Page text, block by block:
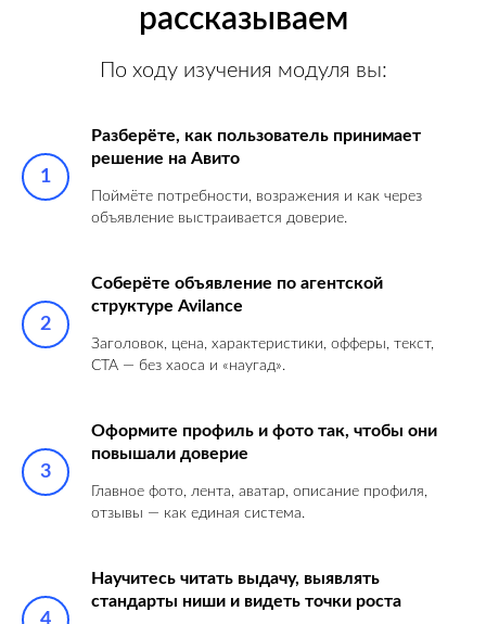
рассказываем
По ходу изучения модуля вы:
Разберёте, как пользователь принимает
решение на Авито
Поймёте потребности, возражения и как через
объявление выстраивается доверие.
Соберёте объявление по агентской
структуре Avilance
Заголовок, цена, характеристики, офферы, текст,
CTA — без хаоса и «наугад».
Оформите профиль и фото так, чтобы они
повышали доверие
Главное фото, лента, аватар, описание профиля,
отзывы — как единая система.
Научитесь читать выдачу, выявлять
стандарты ниши и видеть точки роста